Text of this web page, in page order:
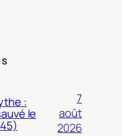
:
le
7
août
2026